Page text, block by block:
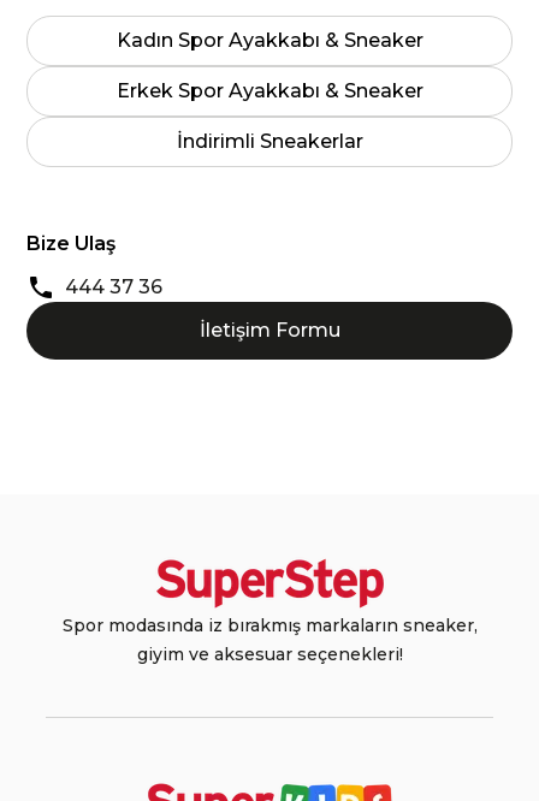
Kadın Spor Ayakkabı & Sneaker
Erkek Spor Ayakkabı & Sneaker
İndirimli Sneakerlar
Bize Ulaş
444 37 36
İletişim Formu
Spor modasında iz bırakmış markaların sneaker,
giyim ve aksesuar seçenekleri!